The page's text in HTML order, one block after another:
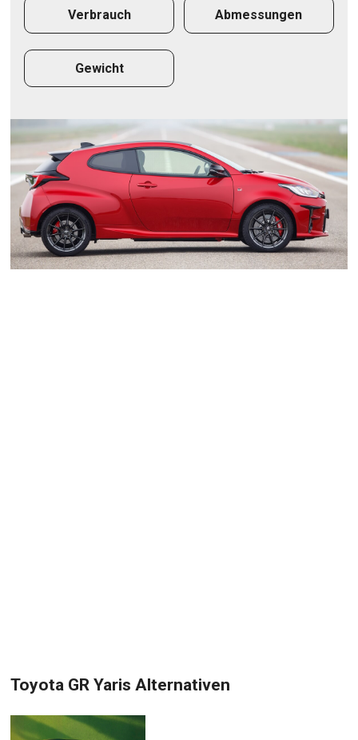
Verbrauch Abmessungen
Gewicht
Toyota GR Yaris Alternativen